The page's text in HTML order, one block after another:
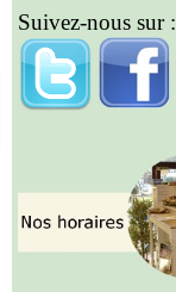
Suivez-nous sur :